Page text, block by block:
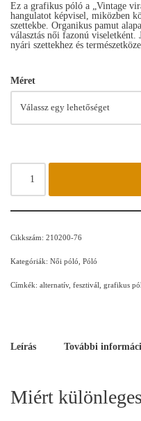
Ez a grafikus póló a „Vintage
hangulatot képvisel, miközben
szettekbe. Organikus pamut
választás női fazonú
nyári szettekhez és
Méret
Cikkszám: 210200-76
Kategóriák: Női póló, Póló
Címkék: alternatív, fesztivál, grafikus
Leírás További
Miért